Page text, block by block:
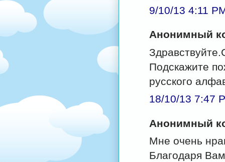
9/10/13 4:11
Анонимный
Подскажите
русского
18/10/13 7:47
Анонимный
Мне очень
Благодаря